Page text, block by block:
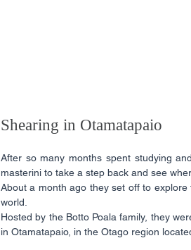
Shearing in Otamatapaio
After so many months spent studying
masterini to take a step back and see
About a month ago they set off to
world.
Hosted by the Botto Poala family, they
in Otamatapaio, in the Otago region